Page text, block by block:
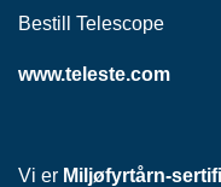
Bestill Telescope
www.teleste.com
Vi er Miljøfyrtårn-